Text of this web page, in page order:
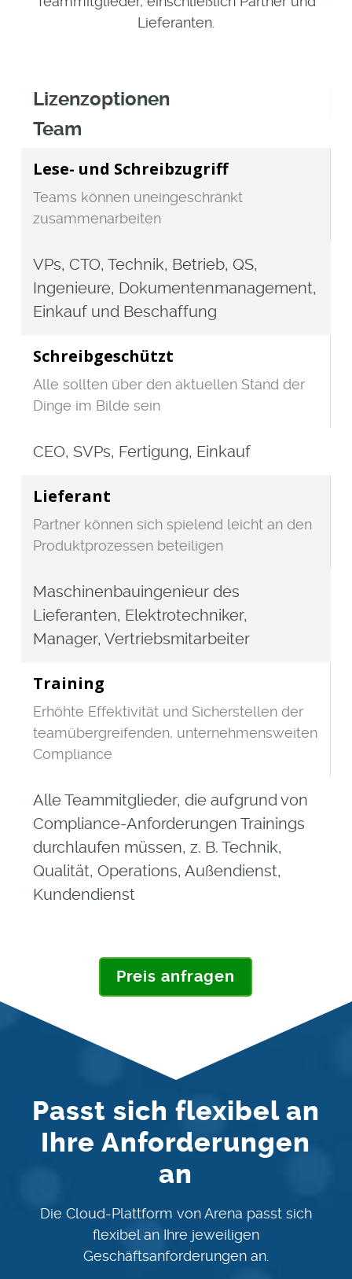
Lieferanten.
Lizenzoptionen
Team
Lese- und Schreibzugriff
Teams können uneingeschränkt
zusammenarbeiten
VPs, CTO, Technik, Betrieb, QS,
Ingenieure, Dokumentenmanagement,
Einkauf und Beschaffung
Schreibgeschützt
Alle sollten über den aktuellen Stand der
Dinge im Bilde sein
CEO, SVPs, Fertigung, Einkauf
Lieferant
Partner können sich spielend leicht an den
Produktprozessen beteiligen
Maschinenbauingenieur des
Lieferanten, Elektrotechniker,
Manager, Vertriebsmitarbeiter
Training
Erhöhte Effektivität und Sicherstellen der
teamübergreifenden, unternehmensweiten
Compliance
Alle Teammitglieder, die aufgrund von
Compliance-Anforderungen Trainings
durchlaufen müssen, z. B. Technik,
Qualität, Operations, Außendienst,
Kundendienst
Preis anfragen
Passt sich flexibel an
Ihre Anforderungen
an
Die Cloud-Plattform von Arena passt sich
flexibel an Ihre jeweiligen
Geschäftsanforderungen an.